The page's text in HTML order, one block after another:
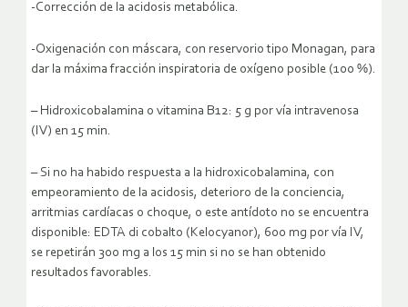
-Corrección de la acidosis metabólica.
-Oxigenación con máscara, con reservorio tipo Monagan, para
dar la máxima fracción inspiratoria de oxígeno posible (100 %).
– Hidroxicobalamina o vitamina B12: 5 g por vía intravenosa
(IV) en 15 min.
– Si no ha habido respuesta a la hidroxicobalamina, con
empeoramiento de la acidosis, deterioro de la conciencia,
arritmias cardíacas o choque, o este antídoto no se encuentra
disponible: EDTA di cobalto (Kelocyanor), 600 mg por vía IV,
se repetirán 300 mg a los 15 min si no se han obtenido
resultados favorables.